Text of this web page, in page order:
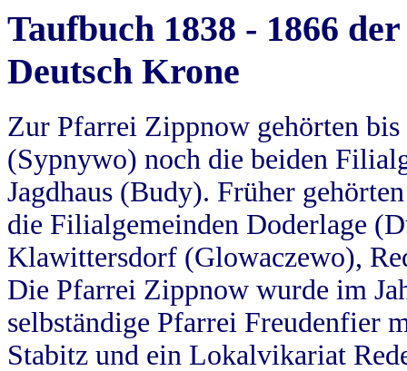
Taufbuch 1838 - 1866
Deutsch Krone
Zur Pfarrei Zippnow gehörten
(Sypnywo) noch die beiden
Jagdhaus (Budy). Früher
die Filialgemeinden Doderlage
Klawittersdorf (Glowaczewo),
Die Pfarrei Zippnow wurde im
selbständige Pfarrei Freudenfier
Stabitz und ein Lokalvikariat